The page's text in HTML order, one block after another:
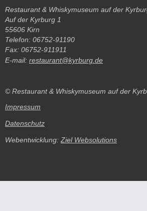
Restaurant & Whiskymuseum auf der
Auf der Kyrburg 1
55606 Kirn
Telefon: 06752-91190
Fax: 06752-911911
E-mail: restaurant@kyrburg.de
© Restaurant & Whiskymuseum auf der
Impressum
Datenschutz
Webentwicklung: Ziel Websolutions